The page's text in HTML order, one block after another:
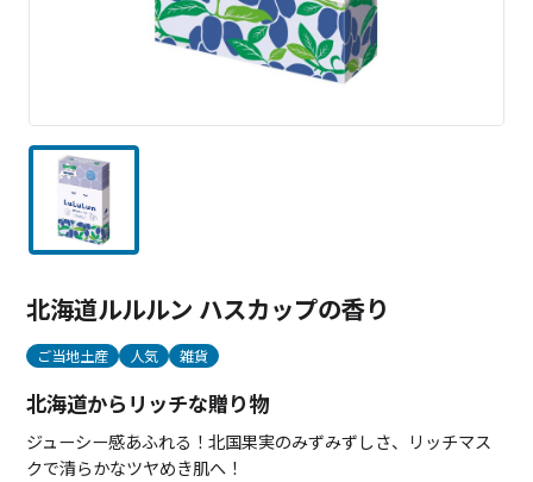
北海道ルルルン ハスカップの香り
ご当地土産 人気 雑貨
北海道からリッチな贈り物
ジューシー感あふれる！北国果実のみずみずしさ、リッチマス
クで清らかなツヤめき肌へ！